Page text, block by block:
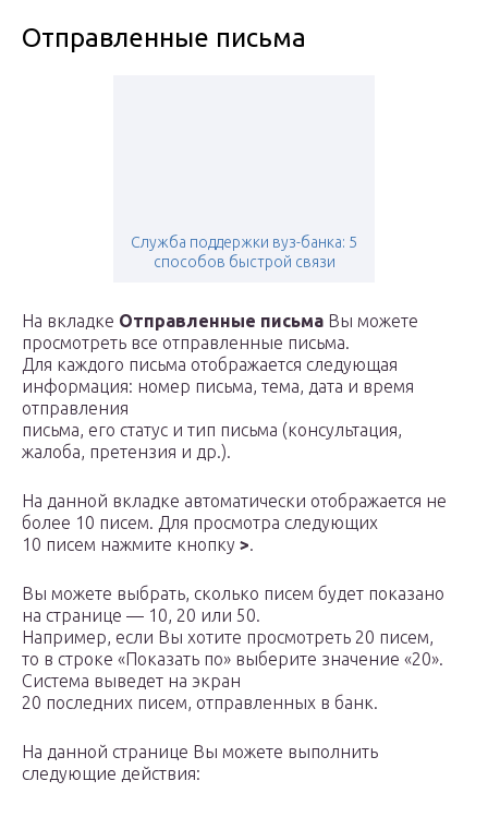
Отправленные письма
Служба поддержки вуз-банка: 5
способов быстрой связи
На вкладке Отправленные письма Вы можете
просмотреть все отправленные письма.
Для каждого письма отображается следующая
информация: номер письма, тема, дата и время
отправления
письма, его статус и тип письма (консультация,
жалоба, претензия и др.).
На данной вкладке автоматически отображается не
более 10 писем. Для просмотра следующих
10 писем нажмите кнопку >.
Вы можете выбрать, сколько писем будет показано
на странице — 10, 20 или 50.
Например, если Вы хотите просмотреть 20 писем,
то в строке «Показать по» выберите значение «20».
Система выведет на экран
20 последних писем, отправленных в банк.
На данной странице Вы можете выполнить
следующие действия: